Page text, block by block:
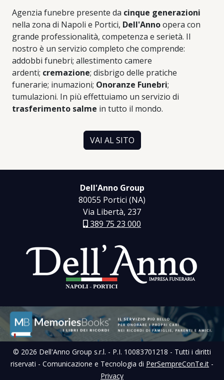
Agenzia funebre presente da cinque generazioni
nella zona di Napoli e Portici, Dell'Annoopera con
grande professionalità, competenza e serietà. Il
nostro è un servizio completo che comprende:
addobbi funebri; allestimento camere
ardenti; cremazione; disbrigo delle pratiche
funerarie; inumazioni; Onoranze Funebri;
tumulazioni. In più effettuiamo un servizio di
trasferimento salme in tutto il mondo.
VAI AL SITO
Dell'Anno Group
80055 Portici (NA)
Via Libertà, 237
389 75 23 000
© 2026 Dell'Anno Group s.r.l. - P.I. 10083701218 - Tutti i diritti
riservati - Comunicazione e Tecnologia di PerSempreConTe.it -
Privacy